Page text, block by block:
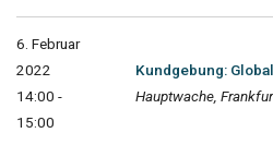
6. Februar
2022
14:00 -
15:00
Kundgebung:
Hauptwache,